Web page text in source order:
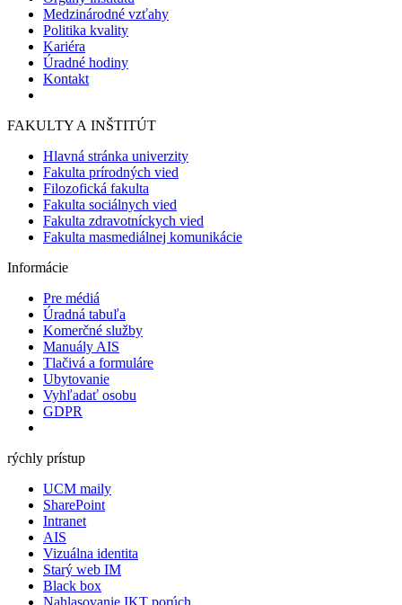
Medzinárodné vzťahy
Politika kvality
Kariéra
Úradné hodiny
Kontakt
FAKULTY A INŠTITÚT
Hlavná stránka univerzity
Fakulta prírodných vied
Filozofická fakulta
Fakulta sociálnych vied
Fakulta zdravotníckych vied
Fakulta masmediálnej komunikácie
Informácie
Pre médiá
Úradná tabuľa
Komerčné služby
Manuály AIS
Tlačivá a formuláre
Ubytovanie
Vyhľadať osobu
GDPR
rýchly prístup
UCM maily
SharePoint
Intranet
AIS
Vizuálna identita
Starý web IM
Black box